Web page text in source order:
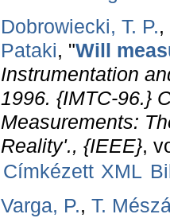
Dobrowiecki, T. P.,
Pataki, "Will
Instrumentation
1996. {IMTC-96.}
Measurements:
Reality'., {IEEE},
Címkézett XML
Varga, P., T.